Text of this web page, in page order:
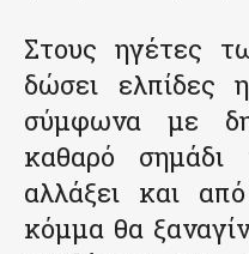
Στους ηγέτες
δώσει ελπίδες
σύμφωνα με
καθαρό
αλλάξει και
κόμμα θα